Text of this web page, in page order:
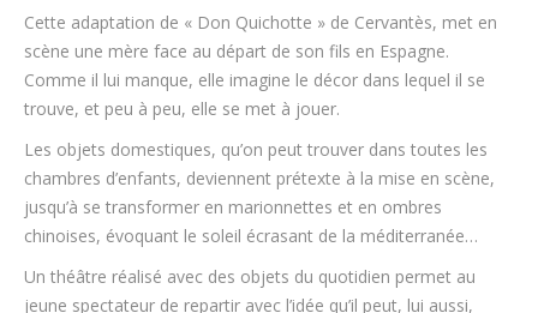
Cette adaptation de « Don Quichotte » de Cervantès, met en
scène une mère face au départ de son fils en Espagne.
Comme il lui manque, elle imagine le décor dans lequel il se
trouve, et peu à peu, elle se met à jouer.
Les objets domestiques, qu’on peut trouver dans toutes les
chambres d’enfants, deviennent prétexte à la mise en scène,
jusqu’à se transformer en marionnettes et en ombres
chinoises, évoquant le soleil écrasant de la méditerranée…
Un théâtre réalisé avec des objets du quotidien permet au
jeune spectateur de repartir avec l’idée qu’il peut, lui aussi,